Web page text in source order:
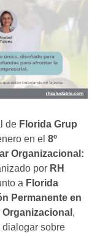
de Florida Grup
en el 8º
Organizacional:
por RH
a Florida
Permanente en
,
sobre